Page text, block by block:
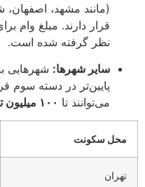
(مانند مشهد، اصفهان،
قرار دارند. مبلغ وام برای
نظر گرفته شده است.
سایر شهرها:شهرهایی با
پایین‌تر در دسته سوم قرار
می‌توانند تا۱۰۰ میلیون تومان
سکونت